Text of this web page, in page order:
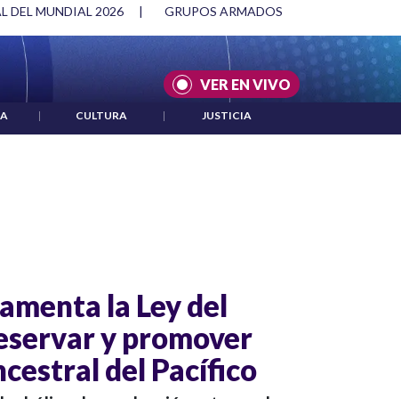
EN ELECCIONES | IVÁN CEPEDA LLAMA A LA
VER EN VIVO
| CULTURA | JUSTICIA
la Ley del
y promover
del Pacífico